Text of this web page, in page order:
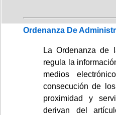
Ordenanza De
La Ordenanza de
regula la
medios
consecución de
proximidad y
derivan del